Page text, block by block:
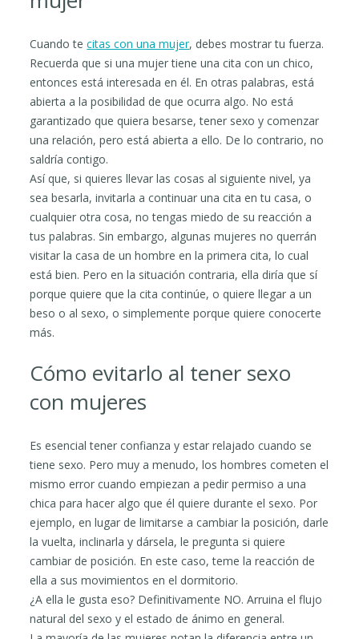
Cuando tecitas con una mujer, debes mostrar tu fuerza.
Recuerda que si una mujer tiene una cita con un chico,
entonces está interesada en él. En otras palabras, está
abierta a la posibilidad de que ocurra algo. No está
garantizado que quiera besarse, tener sexo y comenzar
una relación, pero está abierta a ello. De lo contrario, no
saldría contigo.
Así que, si quieres llevar las cosas al siguiente nivel, ya
sea besarla, invitarla a continuar una cita en tu casa, o
cualquier otra cosa, no tengas miedo de su reacción a
tus palabras. Sin embargo, algunas mujeres no querrán
visitar la casa de un hombre en la primera cita, lo cual
está bien. Pero en la situación contraria, ella diría que sí
porque quiere que la cita continúe, o quiere llegar a un
beso o al sexo, o simplemente porque quiere conocerte
más.
Cómo evitarlo al tener sexo
con mujeres
Es esencial tener confianza y estar relajado cuando se
tiene sexo. Pero muy a menudo, los hombres cometen el
mismo error cuando empiezan a pedir permiso a una
chica para hacer algo que él quiere durante el sexo. Por
ejemplo, en lugar de limitarse a cambiar la posición, darle
la vuelta, inclinarla y dársela, le pregunta si quiere
cambiar de posición. En este caso, teme la reacción de
ella a sus movimientos en el dormitorio.
¿A ella le gusta eso? Definitivamente NO. Arruina el flujo
natural del sexo y el estado de ánimo en general.